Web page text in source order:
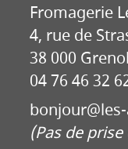
Fromagerie
4, rue de
38 000
04 76 46 32
(Pas de